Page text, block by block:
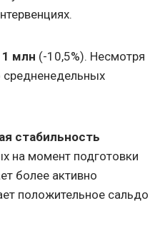
млн (-10,5%). Несмотря
средненедельных
стабильность
на момент подготовки
более активно
положительное сальдо